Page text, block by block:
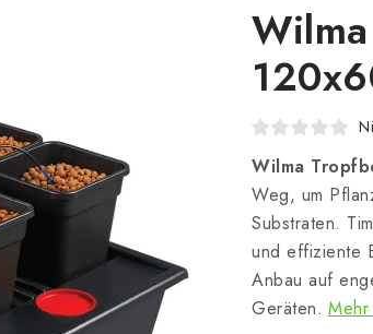
Wilma
Weg, um
Substraten.
und effiziente
Anbau auf
Geräten.